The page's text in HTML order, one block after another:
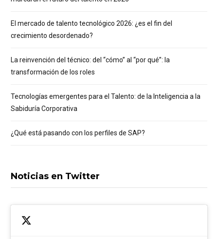
El mercado de talento tecnológico 2026: ¿es el fin del
crecimiento desordenado?
La reinvención del técnico: del “cómo” al “por qué”: la
transformación de los roles
Tecnologías emergentes para el Talento: de la Inteligencia a la
Sabiduría Corporativa
¿Qué está pasando con los perfiles de SAP?
Noticias en Twitter